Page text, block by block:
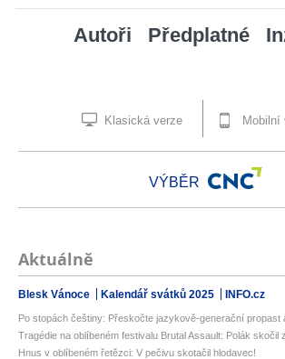
Autoři Předplatné
Klasická verze Mobilní
VÝBĚR
Aktuálně
Blesk Vánoce Kalendář svátků 2025 INFO.cz
Po stopách češtiny: Přeskočte jazykově-generační propast
Tragédie na oblíbeném festivalu Brutal Assault: Polák skočil z
Hnus v oblíbeném řetězci: V pečivu skotačil hlodavec!